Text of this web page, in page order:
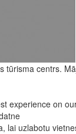
tūrisma centrs.
experience on
lai uzlabotu